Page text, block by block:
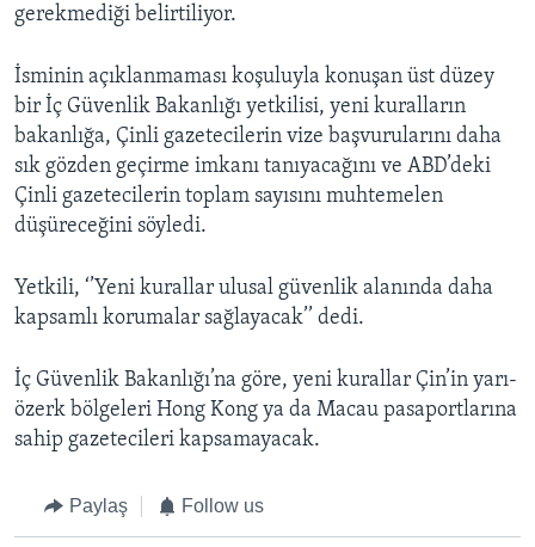
gerekmediği belirtiliyor.
İsminin açıklanmaması koşuluyla konuşan üst düzey
bir İç Güvenlik Bakanlığı yetkilisi, yeni kuralların
bakanlığa, Çinli gazetecilerin vize başvurularını daha
sık gözden geçirme imkanı tanıyacağını ve ABD’deki
Çinli gazetecilerin toplam sayısını muhtemelen
düşüreceğini söyledi.
Yetkili, ‘’Yeni kurallar ulusal güvenlik alanında daha
kapsamlı korumalar sağlayacak’’ dedi.
İç Güvenlik Bakanlığı’na göre, yeni kurallar Çin’in yarı-
özerk bölgeleri Hong Kong ya da Macau pasaportlarına
sahip gazetecileri kapsamayacak.
Paylaş Follow us